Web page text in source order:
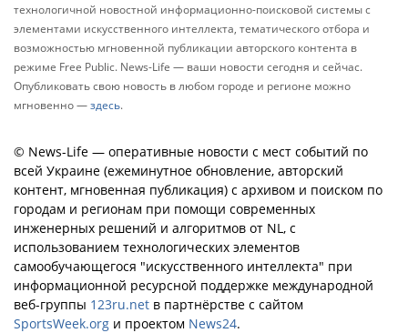
технологичной новостной информационно-поисковой системы с
элементами искусственного интеллекта, тематического отбора и
возможностью мгновенной публикации авторского контента в
режиме Free Public. News-Life — ваши новости сегодня и сейчас.
Опубликовать свою новость в любом городе и регионе можно
мгновенно —здесь.
© News-Life — оперативные новости с мест событий по
всей Украине (ежеминутное обновление, авторский
контент, мгновенная публикация) с архивом и поиском по
городам и регионам при помощи современных
инженерных решений и алгоритмов от NL, с
использованием технологических элементов
самообучающегося "искусственного интеллекта" при
информационной ресурсной поддержке международной
веб-группы 123ru.net в партнёрстве с сайтом
SportsWeek.org и проектом News24.